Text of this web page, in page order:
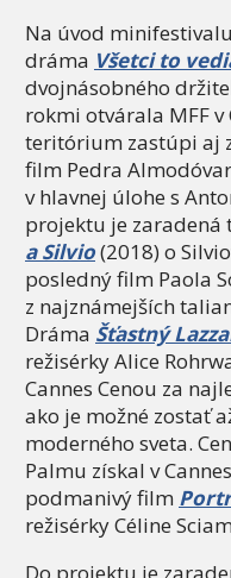
Na úvod
dráma Všetci to
dvojnásobného
rokmi otvárala MFF v
teritórium zastúpi aj
film Pedra
v hlavnej úlohe s
projektu je zaradená
a Silvio(2018) o
posledný film Paola
z najznámejších
Dráma Šťastný
režisérky Alice
Cannes Cenou za
ako je možné zostať
moderného sveta.
Palmu získal v
podmanivý film
režisérky Céline
Do projektu je